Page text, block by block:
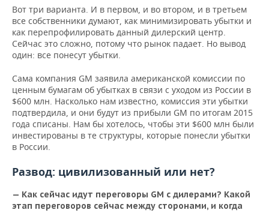
Вот три варианта. И в первом, и во втором, и в третьем
все собственники думают, как минимизировать убытки и
как перепрофилировать данный дилерский центр.
Сейчас это сложно, потому что рынок падает. Но вывод
один: все понесут убытки.
Сама компания GM заявила американской комиссии по
ценным бумагам об убытках в связи с уходом из России в
$600 млн. Насколько нам известно, комиссия эти убытки
подтвердила, и они будут из прибыли GM по итогам 2015
года списаны. Нам бы хотелось, чтобы эти $600 млн были
инвестированы в те структуры, которые понесли убытки
в России.
Развод: цивилизованный или нет?
— Как сейчас идут переговоры GM с дилерами? Какой
этап переговоров сейчас между сторонами, и когда